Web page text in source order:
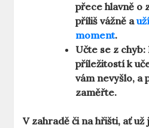
přece hlavně o
příliš vážně a
moment.
Učte se z chyb:
příležitostí k
vám nevyšlo, a
zaměřte.
V zahradě či na hřišti, ať